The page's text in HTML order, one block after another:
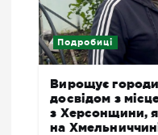
Подробиці
Вирощує
досвідом з
з Херсонщини,
на